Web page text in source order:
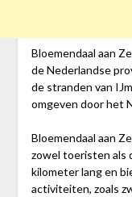
Bloemendaal aan
de Nederlandse
de stranden van
omgeven door het
Bloemendaal aan
zowel toeristen als
kilometer lang en
activiteiten, zoals